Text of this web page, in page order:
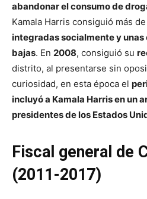
abandonar el consumo de
Kamala Harris consiguió más de
integradas socialmente y
bajas. En 2008, consiguió su
distrito, al presentarse sin
curiosidad, en esta época el
incluyó a Kamala Harris en un
presidentes de los Estados
Fiscal general de
(2011-2017)